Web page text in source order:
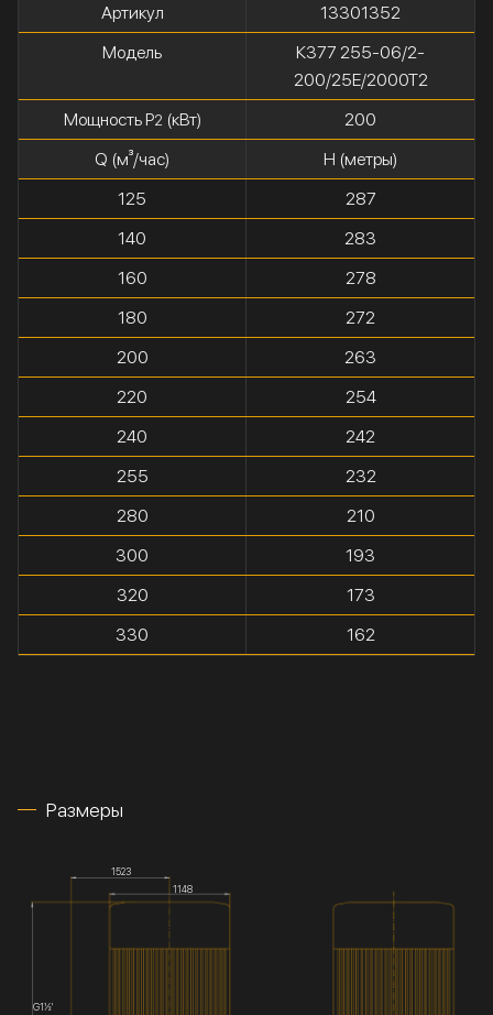
Артикул
13301352
Модель
К377 255-06/2-
200/25Е/2000Т2
Мощность P2(кВт)
200
Q (м³/час)
H (метры)
125
287
140
283
160
278
180
272
200
263
220
254
240
242
255
232
280
210
300
193
320
173
330
162
Размеры
1523
1148
G1½'